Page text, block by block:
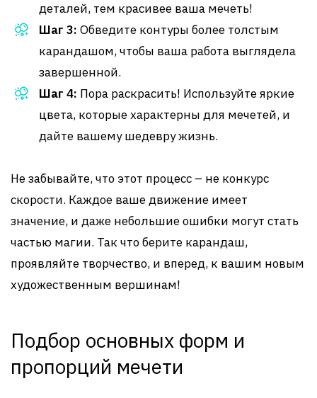
деталей, тем красивее ваша мечеть!
Шаг 3: Обведите контуры более толстым
карандашом, чтобы ваша работа выглядела
завершенной.
Шаг 4: Пора раскрасить! Используйте яркие
цвета, которые характерны для мечетей, и
дайте вашему шедевру жизнь.
Не забывайте, что этот процесс – не конкурс
скорости. Каждое ваше движение имеет
значение, и даже небольшие ошибки могут стать
частью магии. Так что берите карандаш,
проявляйте творчество, и вперед, к вашим новым
художественным вершинам!
Подбор основных форм и
пропорций мечети